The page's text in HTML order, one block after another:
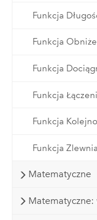
Funkcja
Funkcja
Funkcja
Funkcja
Funkcja
Funkcja Zlewnia
Matematyczne